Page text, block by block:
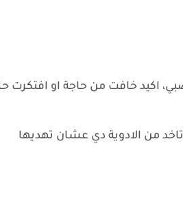
عصبي، اكيد خافت من حاجة او
من الادوية دي عشان تهديها